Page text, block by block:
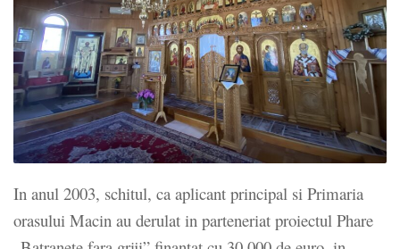
In anul 2003, schitul, ca aplicant principal si Primaria
orasului Macin au derulat in parteneriat proiectul Phare